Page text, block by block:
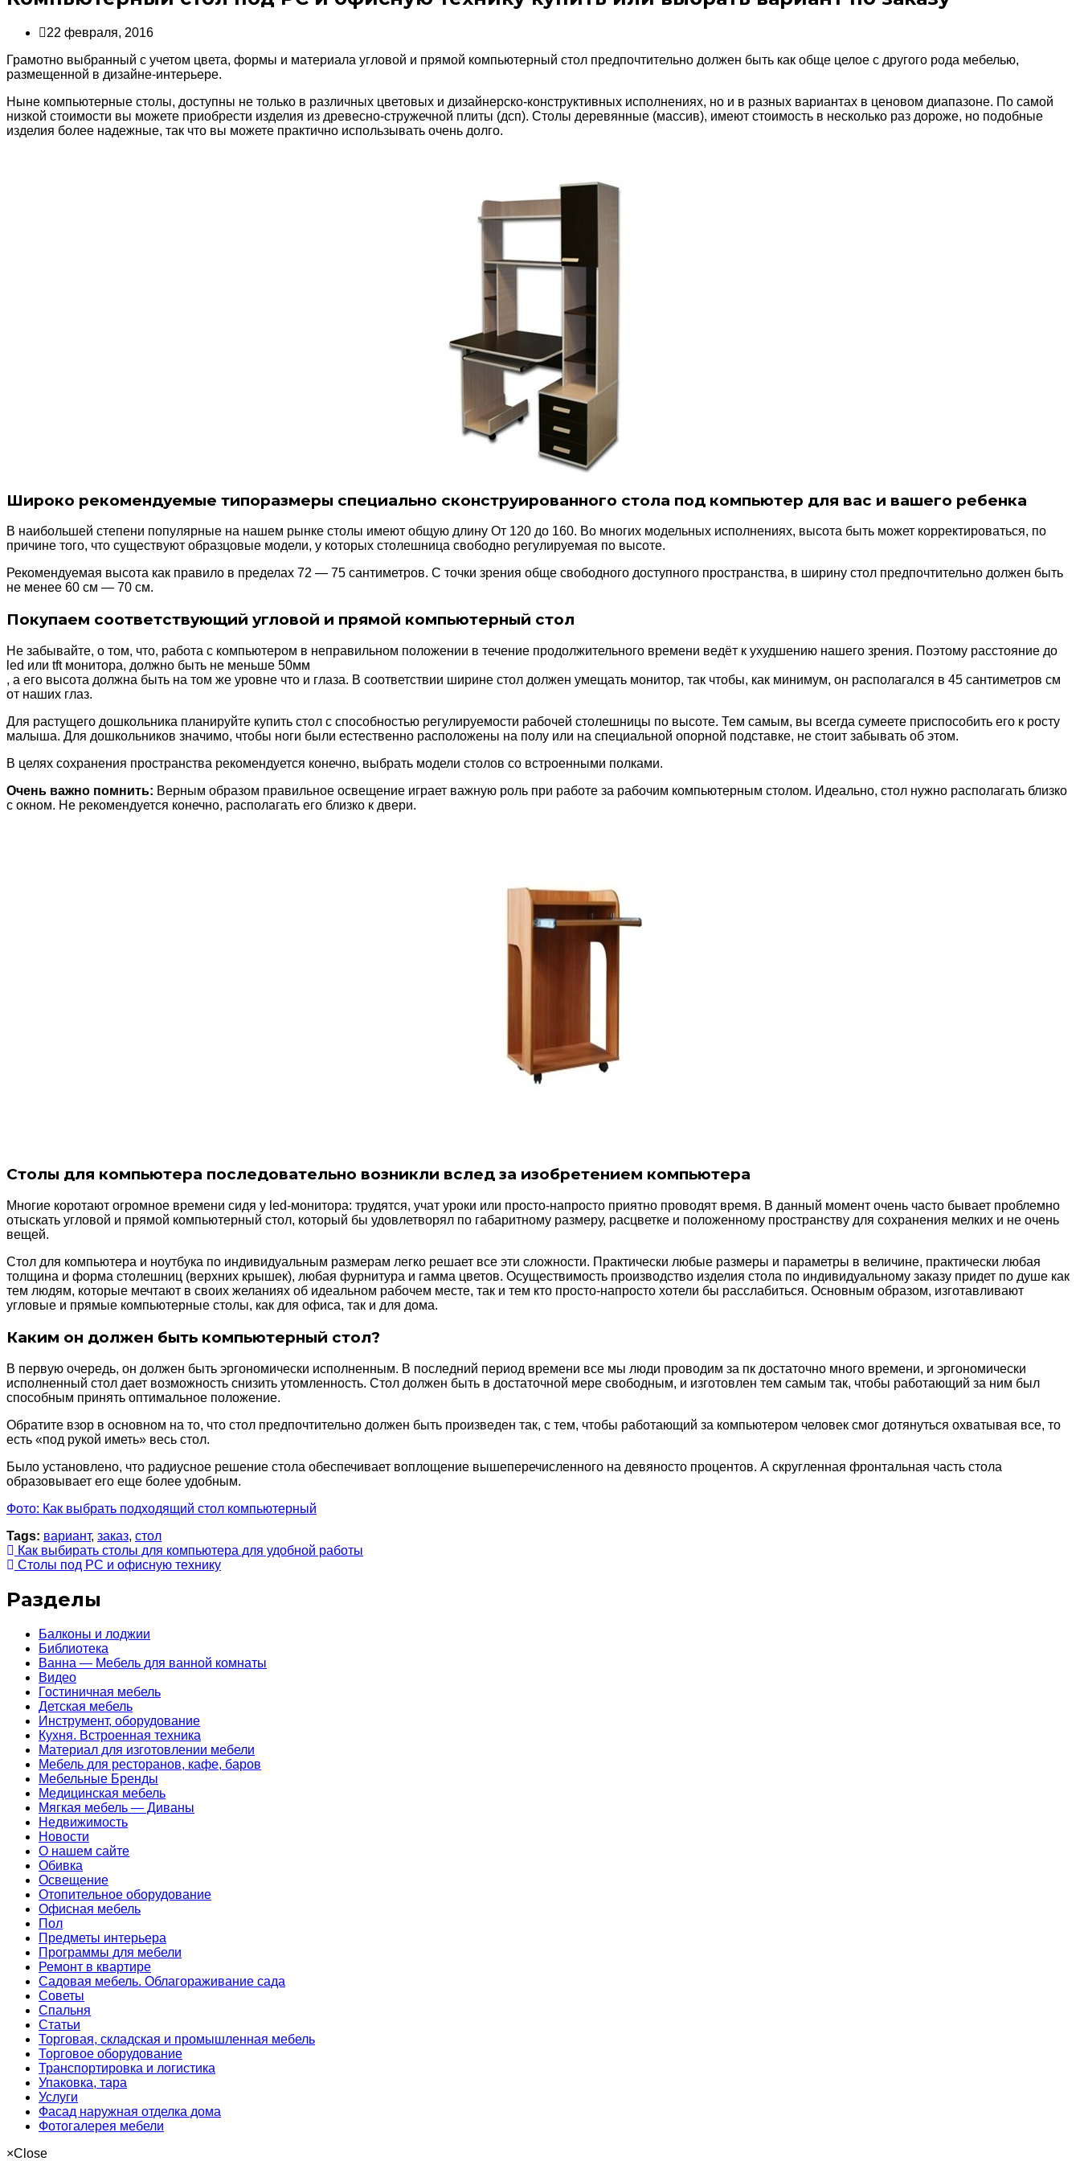
22 февраля, 2016
Грамотно выбранный с учетом цвета, формы и материала угловой и прямой компьютерный стол предпочтительно должен быть как обще целое с другого рода мебелью,
размещенной в дизайне-интерьере.
Ныне компьютерные столы, доступны не только в различных цветовых и дизайнерско-конструктивных исполнениях, но и в разных вариантах в ценовом диапазоне. По самой
низкой стоимости вы можете приобрести изделия из древесно-стружечной плиты (дсп). Столы деревянные (массив), имеют стоимость в несколько раз дороже, но подобные
изделия более надежные, так что вы можете практично использывать очень долго.
Широко рекомендуемые типоразмеры специально сконструированного стола под компьютер для вас и вашего ребенка
В наибольшей степени популярные на нашем рынке столы имеют общую длину От 120 до 160. Во многих модельных исполнениях, высота быть может корректироваться, по
причине того, что существуют образцовые модели, у которых столешница свободно регулируемая по высоте.
Рекомендуемая высота как правило в пределах 72 — 75 сантиметров. С точки зрения обще свободного доступного пространства, в ширину стол предпочтительно должен быть
не менее 60 см — 70 см.
Покупаем соответствующий угловой и прямой компьютерный стол
Не забывайте, о том, что, работа с компьютером в неправильном положении в течение продолжительного времени ведёт к ухудшению нашего зрения. Поэтому расстояние до
led или tft монитора, должно быть не меньше 50мм
, а его высота должна быть на том же уровне что и глаза. В соответствии ширине стол должен умещать монитор, так чтобы, как минимум, он располагался в 45 сантиметров см
от наших глаз.
Для растущего дошкольника планируйте купить стол с способностью регулируемости рабочей столешницы по высоте. Тем самым, вы всегда сумеете приспособить его к росту
малыша. Для дошкольников значимо, чтобы ноги были естественно расположены на полу или на специальной опорной подставке, не стоит забывать об этом.
В целях сохранения пространства рекомендуется конечно, выбрать модели столов со встроенными полками.
Очень важно помнить: Верным образом правильное освещение играет важную роль при работе за рабочим компьютерным столом. Идеально, стол нужно располагать близко
с окном. Не рекомендуется конечно, располагать его близко к двери.
Столы для компьютера последовательно возникли вслед за изобретением компьютера
Многие коротают огромное времени сидя у led-монитора: трудятся, учат уроки или просто-напросто приятно проводят время. В данный момент очень часто бывает проблемно
отыскать угловой и прямой компьютерный стол, который бы удовлетворял по габаритному размеру, расцветке и положенному пространству для сохранения мелких и не очень
вещей.
Стол для компьютера и ноутбука по индивидуальным размерам легко решает все эти сложности. Практически любые размеры и параметры в величине, практически любая
толщина и форма столешниц (верхних крышек), любая фурнитура и гамма цветов. Осуществимость производство изделия стола по индивидуальному заказу придет по душе как
тем людям, которые мечтают в своих желаниях об идеальном рабочем месте, так и тем кто просто-напросто хотели бы расслабиться. Основным образом, изготавливают
угловые и прямые компьютерные столы, как для офиса, так и для дома.
Каким он должен быть компьютерный стол?
В первую очередь, он должен быть эргономически исполненным. В последний период времени все мы люди проводим за пк достаточно много времени, и эргономически
исполненный стол дает возможность снизить утомленность. Стол должен быть в достаточной мере свободным, и изготовлен тем самым так, чтобы работающий за ним был
способным принять оптимальное положение.
Обратите взор в основном на то, что стол предпочтительно должен быть произведен так, с тем, чтобы работающий за компьютером человек смог дотянуться охватывая все, то
есть «под рукой иметь» весь стол.
Было установлено, что радиусное решение стола обеспечивает воплощение вышеперечисленного на девяносто процентов. А скругленная фронтальная часть стола
образовывает его еще более удобным.
Фото: Как выбрать подходящий стол компьютерный
Tags: вариант, заказ, стол
Как выбирать столы для компьютера для удобной работы
Столы под PC и офисную технику
Разделы
Балконы и лоджии
Библиотека
Ванна — Мебель для ванной комнаты
Видео
Гостиничная мебель
Детская мебель
Инструмент, оборудование
Кухня. Встроенная техника
Материал для изготовлении мебели
Мебель для ресторанов, кафе, баров
Мебельные Бренды
Медицинская мебель
Мягкая мебель — Диваны
Недвижимость
Новости
О нашем сайте
Обивка
Освещение
Отопительное оборудование
Офисная мебель
Пол
Предметы интерьера
Программы для мебели
Ремонт в квартире
Садовая мебель. Облагораживание сада
Советы
Спальня
Статьи
Торговая, складская и промышленная мебель
Торговое оборудование
Транспортировка и логистика
Упаковка, тара
Услуги
Фасад наружная отделка дома
Фотогалерея мебели
×Close